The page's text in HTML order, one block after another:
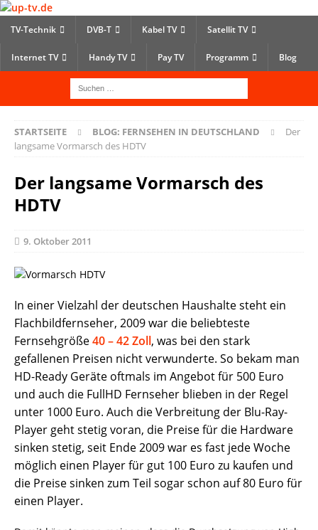
TV-Technik DVB-T Kabel TV Satellit TV
Internet TV Handy TV Pay TV Programm Blog
STARTSEITE BLOG: FERNSEHEN IN DEUTSCHLAND
Der
langsame Vormarsch des HDTV
Der langsame Vormarsch des
HDTV
9. Oktober 2011
In einer Vielzahl der deutschen Haushalte steht ein
Flachbildfernseher, 2009 war die beliebteste
Fernsehgröße40 – 42 Zoll, was bei den stark
gefallenen Preisen nicht verwunderte. So bekam man
HD-Ready Geräte oftmals im Angebot für 500 Euro
und auch die FullHD Fernseher blieben in der Regel
unter 1000 Euro. Auch die Verbreitung der Blu-Ray-
Player geht stetig voran, die Preise für die Hardware
sinken stetig, seit Ende 2009 war es fast jede Woche
möglich einen Player für gut 100 Euro zu kaufen und
die Preise sinken zum Teil sogar schon auf 80 Euro für
einen Player.